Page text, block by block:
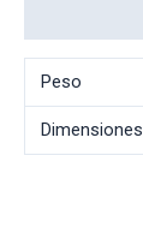
Peso
Dimensiones